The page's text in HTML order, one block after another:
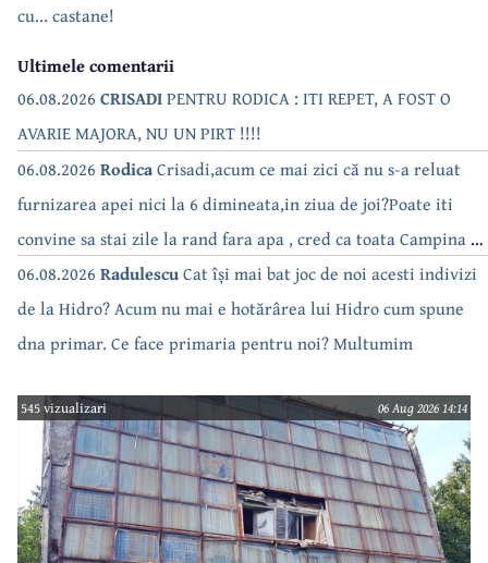
cu... castane!
Ultimele comentarii
06.08.2026 CRISADIPENTRU RODICA : ITI REPET, A FOST O
AVARIE MAJORA, NU UN PIRT !!!!
06.08.2026 RodicaCrisadi,acum ce mai zici că nu s-a reluat
furnizarea apei nici la 6 dimineata,in ziua de joi?Poate iti
convine sa stai zile la rand fara apa , cred ca toata Campina s-
a săturat de cate ori se tot oprește apa!!
06.08.2026 RadulescuCat își mai bat joc de noi acesti indivizi
de la Hidro? Acum nu mai e hotărârea lui Hidro cum spune
dna primar. Ce face primaria pentru noi? Multumim
545 vizualizari 06 Aug 2026 14:14